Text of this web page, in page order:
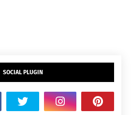
SOCIAL PLUGIN